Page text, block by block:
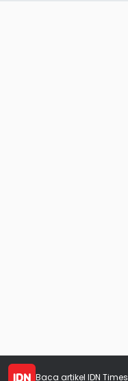
Baca artikel IDN Times